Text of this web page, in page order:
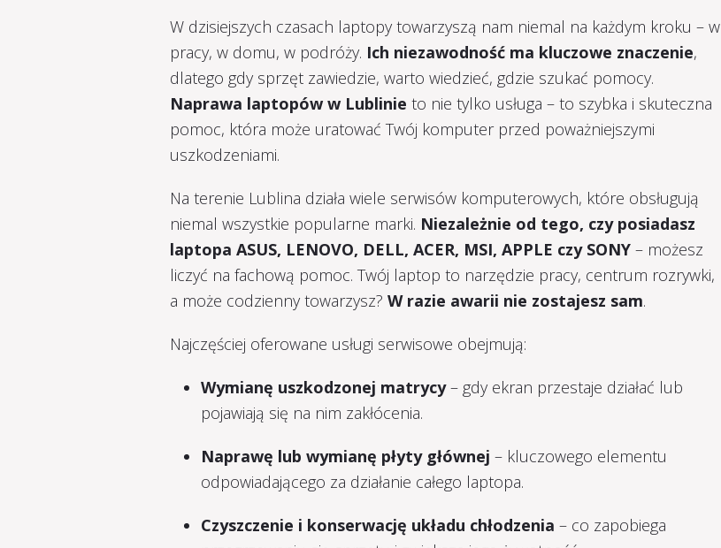
W dzisiejszych czasach laptopy towarzyszą nam niemal na każdym kroku – w
pracy, w domu, w podróży. Ich niezawodność ma kluczowe znaczenie,
dlatego gdy sprzęt zawiedzie, warto wiedzieć, gdzie szukać pomocy.
Naprawa laptopów w Lublinie to nie tylko usługa – to szybka i skuteczna
pomoc, która może uratować Twój komputer przed poważniejszymi
uszkodzeniami.
Na terenie Lublina działa wiele serwisów komputerowych, które obsługują
niemal wszystkie popularne marki. Niezależnie od tego, czy posiadasz
laptopa ASUS, LENOVO, DELL, ACER, MSI, APPLE czy SONY – możesz
liczyć na fachową pomoc. Twój laptop to narzędzie pracy, centrum rozrywki,
a może codzienny towarzysz? W razie awarii nie zostajesz sam.
Najczęściej oferowane usługi serwisowe obejmują:
Wymianę uszkodzonej matrycy– gdy ekran przestaje działać lub
pojawiają się na nim zakłócenia.
Naprawę lub wymianę płyty głównej – kluczowego elementu
odpowiadającego za działanie całego laptopa.
Czyszczenie i konserwację układu chłodzenia – co zapobiega